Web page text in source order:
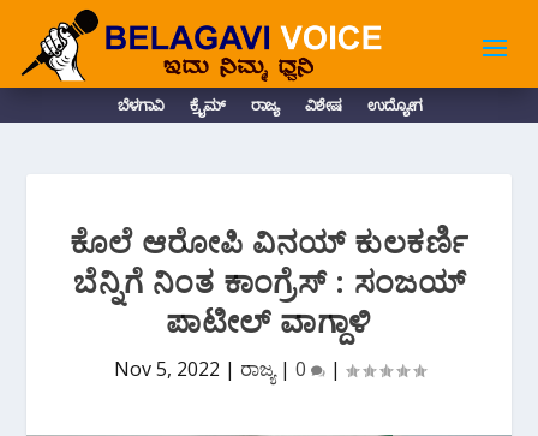
ಬೆಳಗಾವಿ ಕ್ರೈಮ್ ರಾಜ್ಯ ವಿಶೇಷ ಉದ್ಯೋಗ
ಕೊಲೆ ಆರೋಪಿ ವಿನಯ್ ಕುಲಕರ್ಣಿ
ಬೆನ್ನಿಗೆ ನಿಂತ ಕಾಂಗ್ರೆಸ್ : ಸಂಜಯ್
ಪಾಟೀಲ್ ವಾಗ್ದಾಳಿ
Nov 5, 2022 | ರಾಜ್ಯ| 0 |